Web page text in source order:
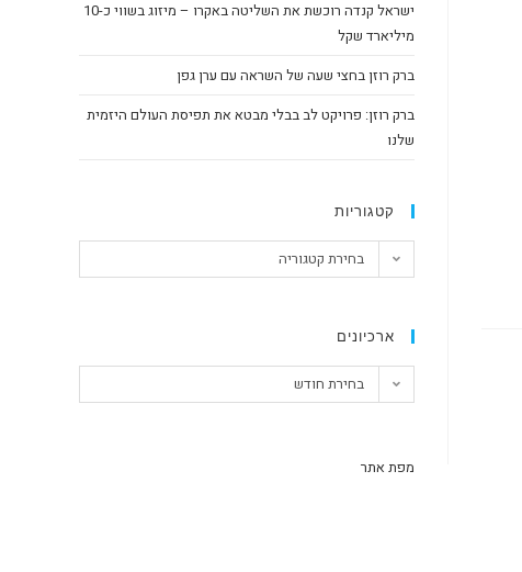
ישראל קנדה רוכשת את השליטה באקרו – מיזוג בשווי כ-10
מיליארד שקל
ברק רוזן בחצי שעה של השראה עם ערן גפן
ברק רוזן: פרויקט לב בבלי מבטא את תפיסת העולם היזמית
שלנו
קטגוריות
בחירת קטגוריה
ארכיונים
בחירת חודש
מפת אתר